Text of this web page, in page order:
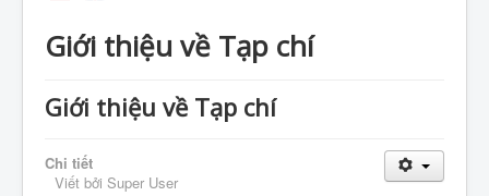
Giới thiệu về Tạp chí
Giới thiệu về Tạp chí
Chi tiết
Viết bởi Super User